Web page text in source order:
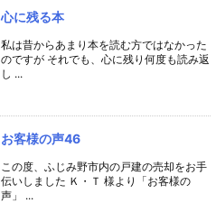
心に残る本
私は昔からあまり本を読む方ではなかった
のですが それでも、心に残り何度も読み返
し ...
お客様の声46
この度、ふじみ野市内の戸建の売却をお手
伝いしました Ｋ・Ｔ 様より「お客様の
声」 ...